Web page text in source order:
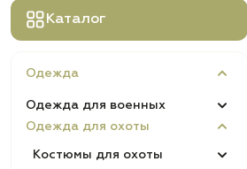
Каталог
Одежда
Одежда для военных
Одежда для охоты
Костюмы для охоты